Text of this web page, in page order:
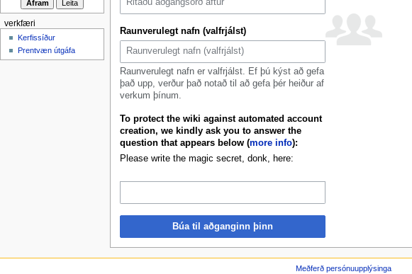
Raunverulegt nafn (valfrjálst)
Raunverulegt nafn er valfrjálst. Ef þú kýst að gefa
það upp, verður það notað til að gefa þér heiður af
verkum þínum.
To protect the wiki against automated account
creation, we kindly ask you to answer the
question that appears below (more info):
Please write the magic secret, donk, here:
Búa til aðganginn þinn
m
y
d
verkfæri
Kerfissíður
Prentvæn útgáfa
Meðferð persónuupplýsinga